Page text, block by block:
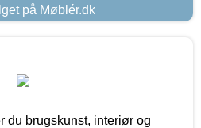
på Møblér.dk
du brugskunst, interiør og